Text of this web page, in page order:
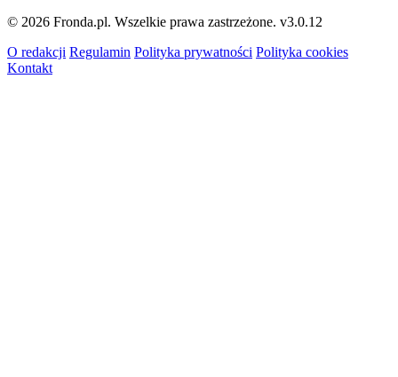
© 2026 Fronda.pl. Wszelkie prawa zastrzeżone. v3.0.12
O redakcji Regulamin Polityka prywatności Polityka cookies
Kontakt